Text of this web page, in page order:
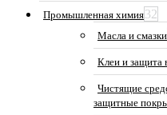
Промышленная химия32
Масла и смазки
Клеи и защита
Чистящие
защитные